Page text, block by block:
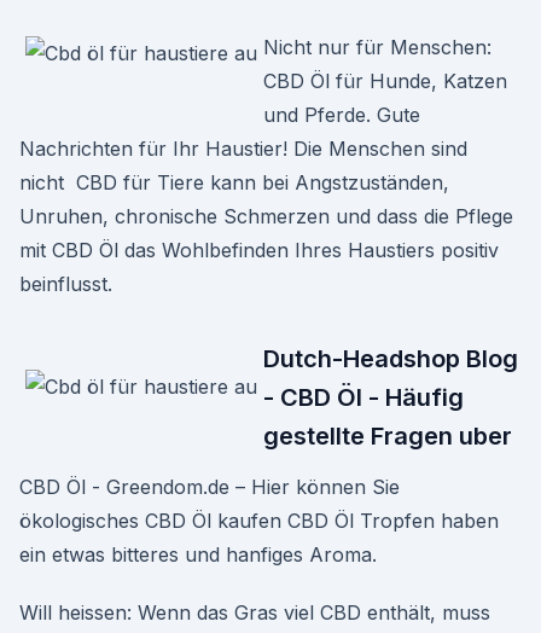
Nicht nur für Menschen:
CBD Öl für Hunde, Katzen
und Pferde. Gute
Nachrichten für Ihr Haustier! Die Menschen sind
nicht CBD für Tiere kann bei Angstzuständen,
Unruhen, chronische Schmerzen und dass die Pflege
mit CBD Öl das Wohlbefinden Ihres Haustiers positiv
beinflusst.
Dutch-Headshop Blog
- CBD Öl - Häufig
gestellte Fragen uber
CBD Öl - Greendom.de – Hier können Sie
ökologisches CBD Öl kaufen CBD Öl Tropfen haben
ein etwas bitteres und hanfiges Aroma.
Will heissen: Wenn das Gras viel CBD enthält, muss